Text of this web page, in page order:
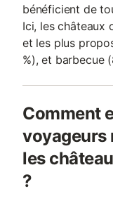
bénéficient de
Ici, les châteaux
et les plus
%), et barbecue
Comment
voyageurs
les
?